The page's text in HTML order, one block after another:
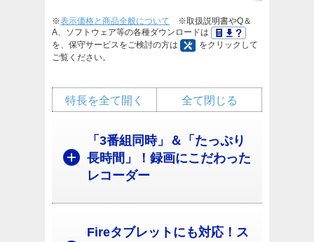
※表示価格と商品全般について ※取扱説明書やQ＆
A、ソフトウェア等の各種ダウンロードは
を、保守サービスをご検討の方は
をクリックして
ご覧ください。
全て閉じる
特長を全て開く
「3番組同時」＆「たっぷり
長時間」！録画にこだわった
レコーダー
Fireタブレットにも対応！ス